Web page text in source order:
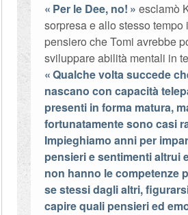
Per le Dee, no!
esclamò
sorpresa e allo stesso tempo
pensiero che Tomi avrebbe
sviluppare abilità mentali in
Qualche volta succede
nascano con capacità
presenti in forma matura,
fortunatamente sono casi
Impieghiamo anni per
pensieri e sentimenti altrui
non hanno le competenze
se stessi dagli altri,
capire quali pensieri ed